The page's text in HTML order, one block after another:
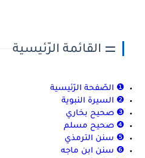
⚌ القائمة الرّئيسية
❶ الصّفحة الرّئيسية
❷ السيرة النبوية
❸ صحيح بخاري
❹ صحيح مسلم
❺ سنن الترمذي
❻ سنن ابن ماجه